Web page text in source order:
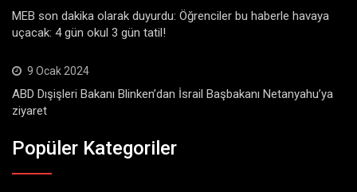
MEB son dakika olarak duyurdu: Öğrenciler bu haberle havaya
uçacak: 4 gün okul 3 gün tatil!
9 Ocak 2024
ABD Dışişleri Bakanı Blinken’dan İsrail Başbakanı Netanyahu’ya
ziyaret
Popüler Kategoriler